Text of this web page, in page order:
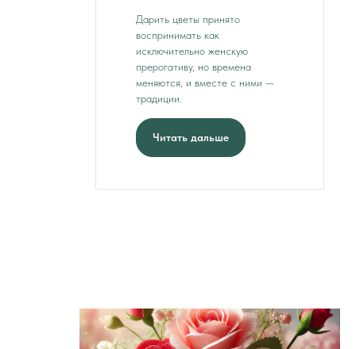
Дарить цветы принято
воспринимать как
исключительно женскую
прерогативу, но времена
меняются, и вместе с ними —
традиции.
Читать дальше